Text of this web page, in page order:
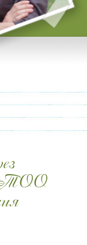
ТОО